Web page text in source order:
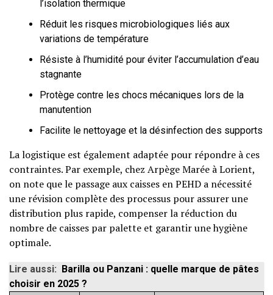
l’isolation thermique
Réduit les risques microbiologiques liés aux
variations de température
Résiste à l’humidité pour éviter l’accumulation d’eau
stagnante
Protège contre les chocs mécaniques lors de la
manutention
Facilite le nettoyage et la désinfection des supports
La logistique est également adaptée pour répondre à ces
contraintes. Par exemple, chez Arpège Marée à Lorient,
on note que le passage aux caisses en PEHD a nécessité
une révision complète des processus pour assurer une
distribution plus rapide, compenser la réduction du
nombre de caisses par palette et garantir une hygiène
optimale.
Lire aussi: Barilla ou Panzani : quelle marque de pâtes
choisir en 2025 ?